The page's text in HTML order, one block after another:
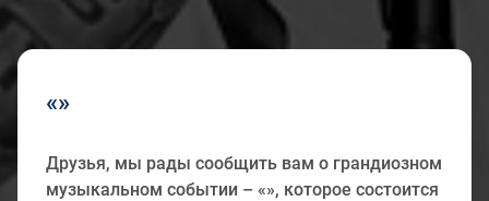
«»
Друзья, мы рады сообщить вам о грандиозном
музыкальном событии – «», которое состоится